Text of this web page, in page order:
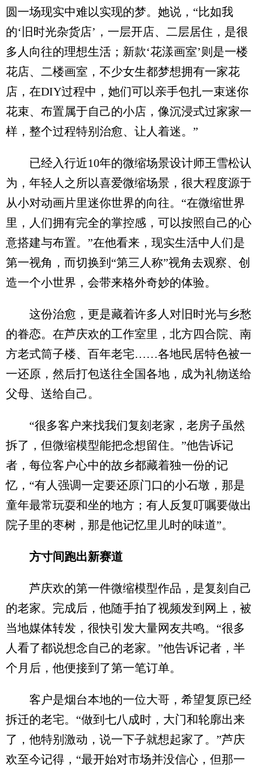
圆一场现实中难以实现的梦。她说，“比如我
的‘旧时光杂货店’，一层开店、二层居住，是很
多人向往的理想生活；新款‘花漾画室’则是一楼
花店、二楼画室，不少女生都梦想拥有一家花
店，在DIY过程中，她们可以亲手包扎一束迷你
花束、布置属于自己的小店，像沉浸式过家家一
样，整个过程特别治愈、让人着迷。”
已经入行近10年的微缩场景设计师王雪松认
为，年轻人之所以喜爱微缩场景，很大程度源于
从小对动画片里迷你世界的向往。“在微缩世界
里，人们拥有完全的掌控感，可以按照自己的心
意搭建与布置。”在他看来，现实生活中人们是
第一视角，而切换到“第三人称”视角去观察、创
造一个小世界，会带来格外奇妙的体验。
这份治愈，更是藏着许多人对旧时光与乡愁
的眷恋。在芦庆欢的工作室里，北方四合院、南
方老式筒子楼、百年老宅……各地民居特色被一
一还原，然后打包送往全国各地，成为礼物送给
父母、送给自己。
“很多客户来找我们复刻老家，老房子虽然
拆了，但微缩模型能把念想留住。”他告诉记
者，每位客户心中的故乡都藏着独一份的记
忆，“有人强调一定要还原门口的小石墩，那是
童年最常玩耍和坐的地方；有人反复叮嘱要做出
院子里的枣树，那是他记忆里儿时的味道”。
方寸间跑出新赛道
芦庆欢的第一件微缩模型作品，是复刻自己
的老家。完成后，他随手拍了视频发到网上，被
当地媒体转发，很快引发大量网友共鸣。“很多
人看了都说想念自己的老家。”他告诉记者，半
个月后，他便接到了第一笔订单。
客户是烟台本地的一位大哥，希望复原已经
拆迁的老宅。“做到七八成时，大门和轮廓出来
了，他特别激动，说一下子就想起家了。”芦庆
欢至今记得，“最开始对市场并没信心，但那一